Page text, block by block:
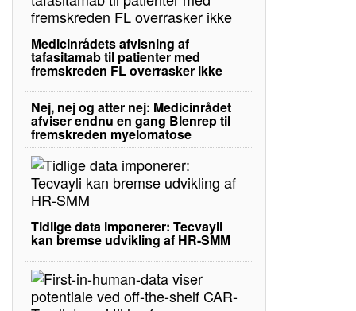
Medicinrådets afvisning af
tafasitamab til patienter med
fremskreden FL overrasker ikke
Nej, nej og atter nej: Medicinrådet
afviser endnu en gang Blenrep til
fremskreden myelomatose
Tidlige data imponerer: Tecvayli
kan bremse udvikling af HR-SMM